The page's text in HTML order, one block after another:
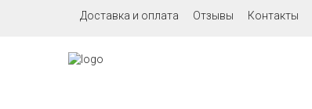
Доставка и оплата Отзывы Контакты